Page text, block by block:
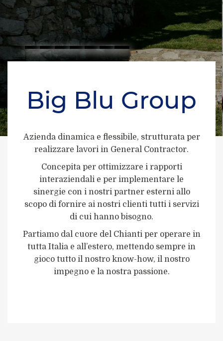
Big Blu Group
Azienda dinamica e flessibile, strutturata per
realizzare lavori in General Contractor.
Concepita per ottimizzare i rapporti
interaziendali e per implementare le
sinergie con i nostri partner esterni allo
scopo di fornire ai nostri clienti tutti i servizi
di cui hanno bisogno.
Partiamo dal cuore del Chianti per operare in
tutta Italia e all’estero, mettendo sempre in
gioco tutto il nostro know-how, il nostro
impegno e la nostra passione.